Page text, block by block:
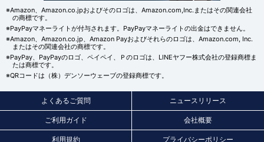
※Amazon、Amazon.co.jpおよびそのロゴは、Amazon.com,Inc.またはその関連会社
の商標です。
※PayPayマネーライトが付与されます。PayPayマネーライトの出金はできません。
※Amazon、Amazon.co.jp、Amazon Payおよびそれらのロゴは、Amazon.com, Inc.
またはその関連会社の商標です。
※PayPay、PayPayのロゴ、ペイペイ、Ｐのロゴは、LINEヤフー株式会社の登録商標ま
たは商標です。
※QRコードは（株）デンソーウェーブの登録商標です。
よくあるご質問 ニュースリリース
ご利用ガイド 会社概要
利用規約 プライバシーポリシー